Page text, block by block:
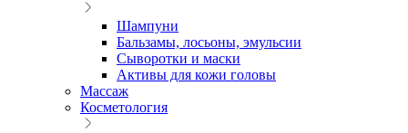
Шампуни
Бальзамы, лосьоны, эмульсии
Сыворотки и маски
Активы для кожи головы
Массаж
Косметология